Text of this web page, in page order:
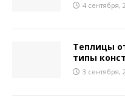
4 сентября,
Теплицы
типы
3 сентября,